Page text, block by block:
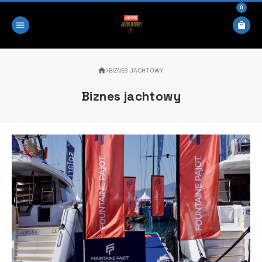
0
BIZNES JACHTOWY
Biznes jachtowy